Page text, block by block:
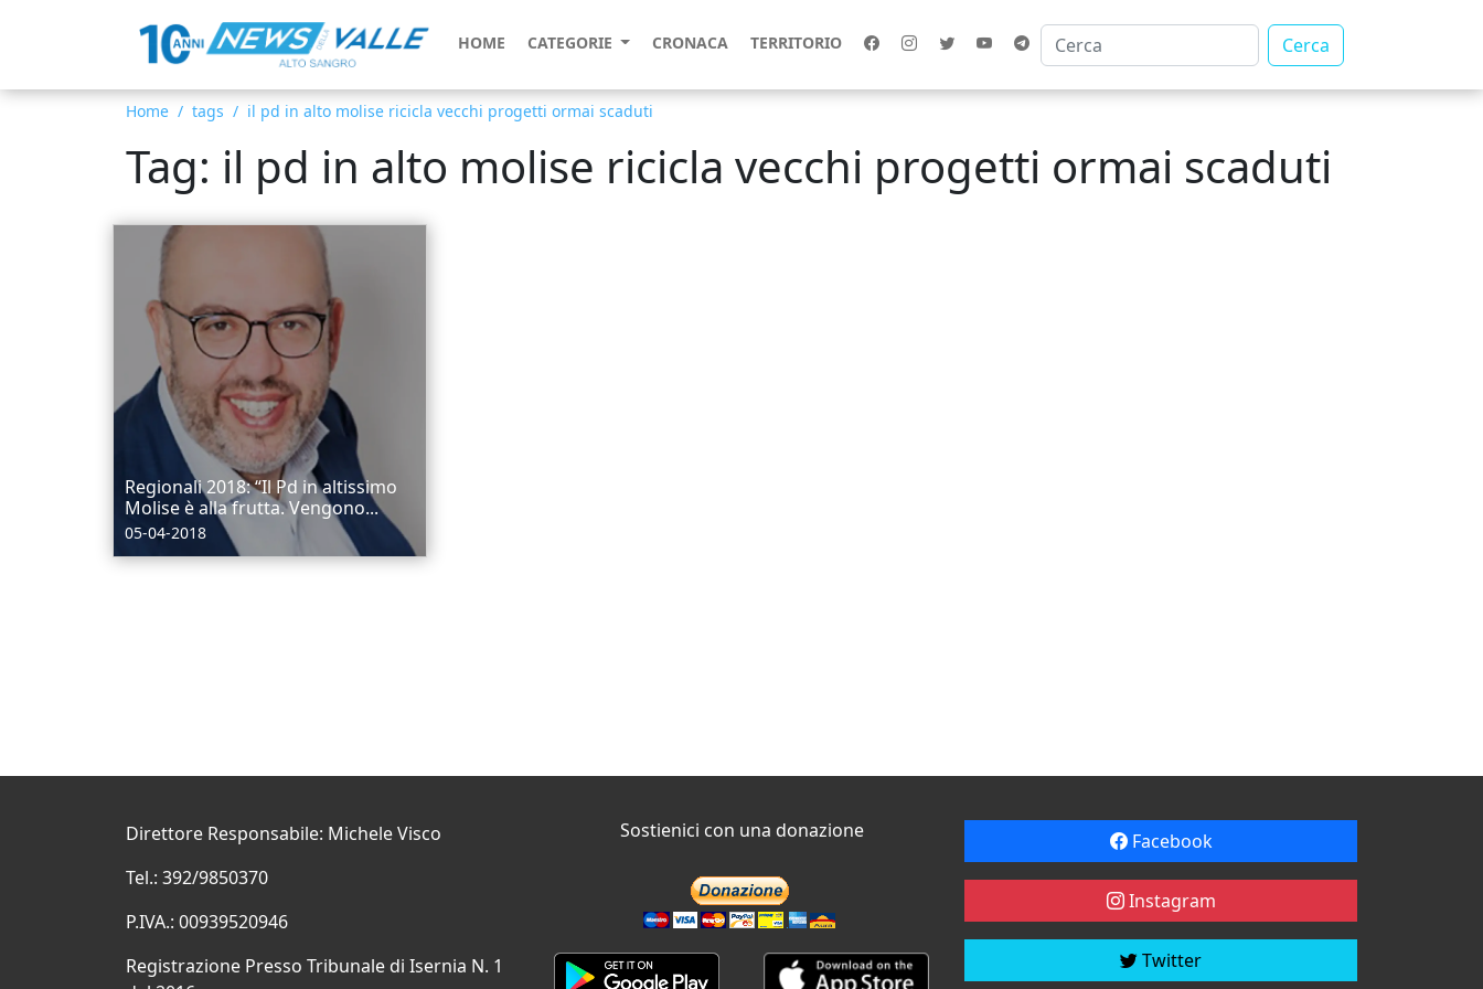
HOME CATEGORIE CRONACA TERRITORIO Cerca
Home tags il pd in alto molise ricicla vecchi progetti ormai scaduti
Tag: il pd in alto molise ricicla vecchi progetti ormai scaduti
Regionali 2018: “Il Pd in altissimo
Molise è alla frutta. Vengono...
05-04-2018
Direttore Responsabile: Michele Visco
Tel.: 392/9850370
P.IVA.: 00939520946
Registrazione Presso Tribunale di Isernia N. 1
Sostienici con una donazione Facebook
Instagram
Twitter